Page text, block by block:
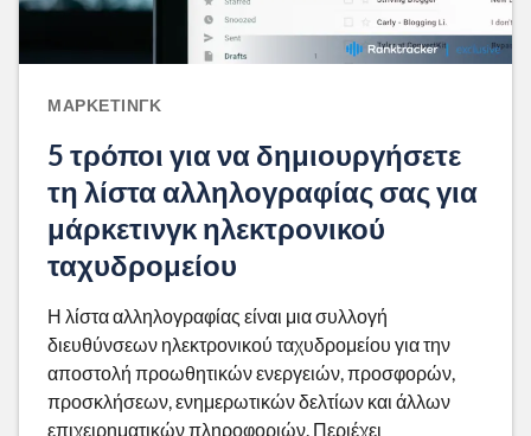
ΜΆΡΚΕΤΙΝΓΚ
5 τρόποι για να δημιουργήσετε
τη λίστα αλληλογραφίας σας για
μάρκετινγκ ηλεκτρονικού
ταχυδρομείου
Η λίστα αλληλογραφίας είναι μια συλλογή
διευθύνσεων ηλεκτρονικού ταχυδρομείου για την
αποστολή προωθητικών ενεργειών, προσφορών,
προσκλήσεων, ενημερωτικών δελτίων και άλλων
επιχειρηματικών πληροφοριών. Περιέχει